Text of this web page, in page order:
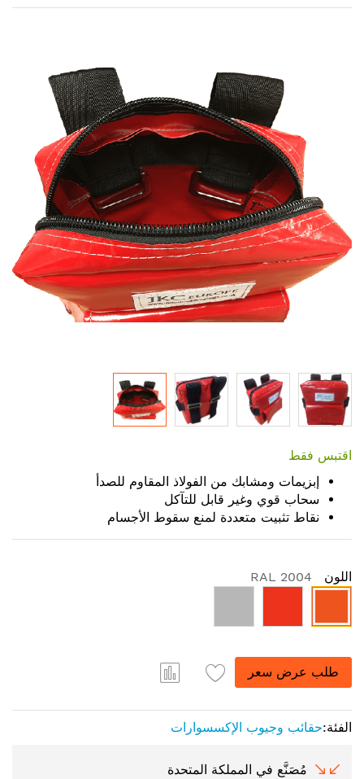
to
beginning
the
images
اقتبس فقط
إبزيمات ومشابك من الفولاذ المقاوم للصدأ
سحاب قوي وغير قابل للتآكل
نقاط تثبيت متعددة لمنع سقوط الأجسام
اللون RAL 2004
طلب عرض سعر
الفئة:حقائب وجيوب الإكسسوارات
مُصَنَّع في المملكة المتحدة